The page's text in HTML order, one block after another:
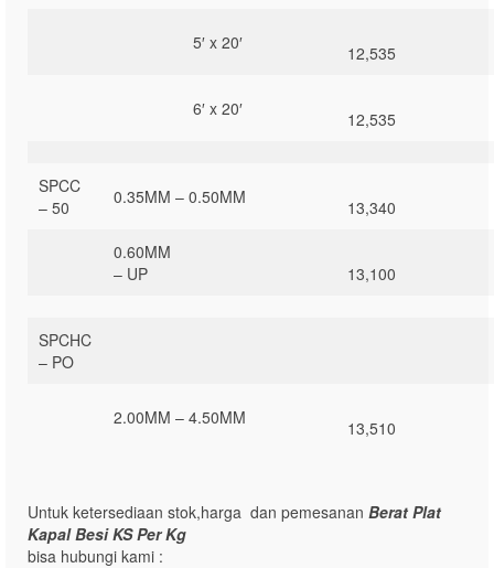
5′ x 20′ 12,535
6′ x 20′ 12,535
SPCC
– 50
0.35MM – 0.50MM
13,340
0.60MM
– UP
13,100
SPCHC
– PO
2.00MM – 4.50MM 13,510
Untuk ketersediaan stok,harga dan pemesanan Berat Plat
Kapal Besi KS Per Kg
bisa hubungi kami :